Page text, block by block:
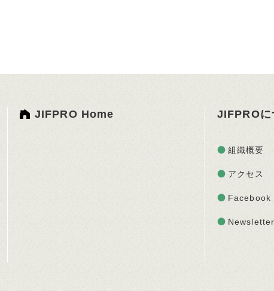
JIFPRO Home JIFPROに
組織概要
アクセス
Facebook
Newsletter